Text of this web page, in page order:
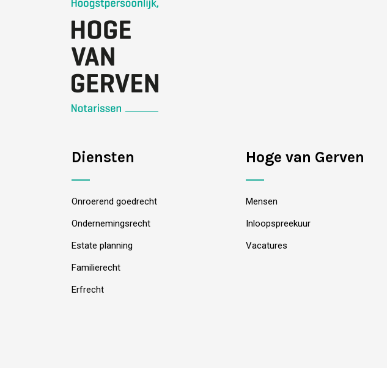
Diensten
Onroerend goedrecht
Ondernemingsrecht
Estate planning
Familierecht
Erfrecht
Hoge van Gerven
Mensen
Inloopspreekuur
Vacatures